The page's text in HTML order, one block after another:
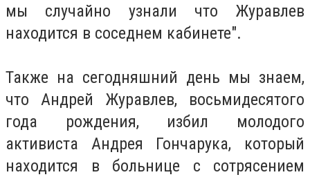
мы случайно узнали что Журавлев
находится в соседнем кабинете".
Также на сегодняшний день мы знаем,
что Андрей Журавлев, восьмидесятого
года рождения, избил молодого
активиста Андрея Гончарука, который
находится в больнице с сотрясением